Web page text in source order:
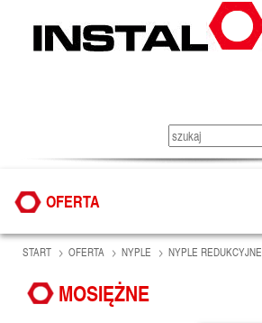
OFERTA
START OFERTA NYPLE NYPLE REDUKCYJNE
MOSIĘŻNE